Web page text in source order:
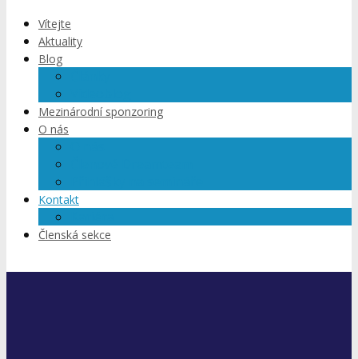
Vítejte
Aktuality
Blog
Mezinárodní sponzoring
O nás
Kontakt
Členská sekce